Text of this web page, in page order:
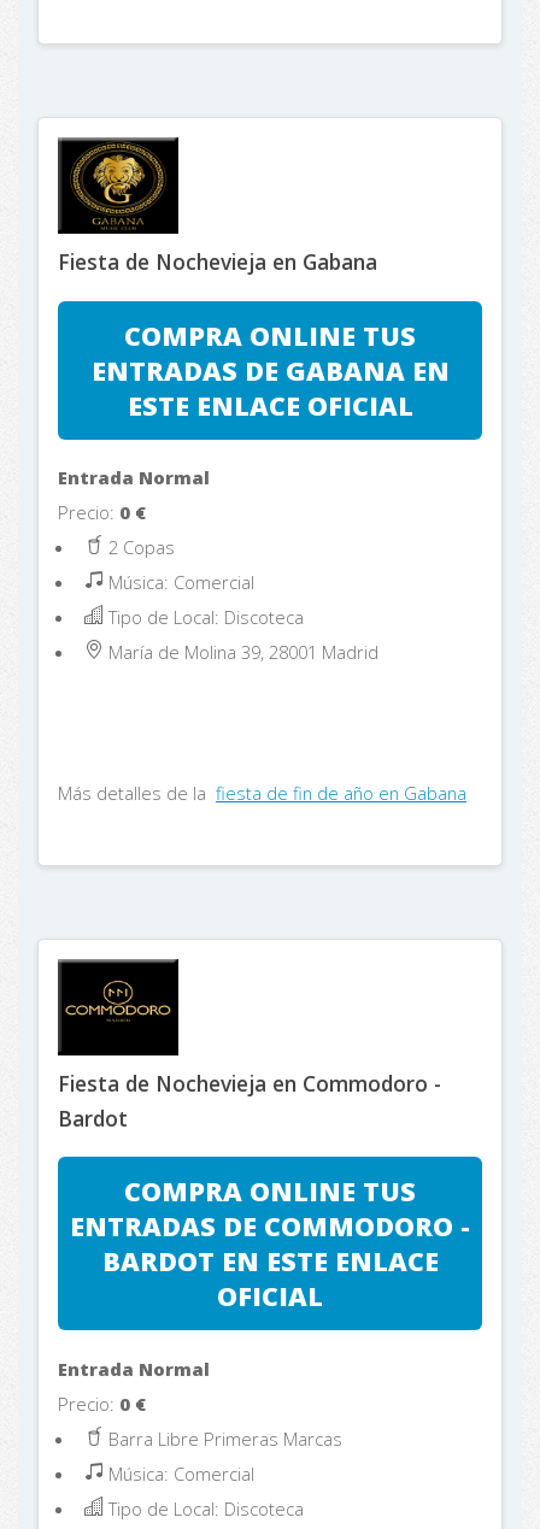
Fiesta de Nochevieja en Gabana
COMPRA ONLINE TUS
ENTRADAS DE GABANA EN
ESTE ENLACE OFICIAL
Entrada Normal
Precio: 0 €
2 Copas
Música: Comercial
Tipo de Local: Discoteca
María de Molina 39, 28001 Madrid
Más detalles de la fiesta de fin de año en Gabana
Fiesta de Nochevieja en Commodoro -
Bardot
COMPRA ONLINE TUS
ENTRADAS DE COMMODORO -
BARDOT EN ESTE ENLACE
OFICIAL
Entrada Normal
Precio: 0 €
Barra Libre Primeras Marcas
Música: Comercial
Tipo de Local: Discoteca